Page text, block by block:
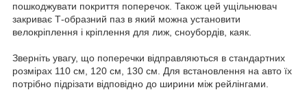
пошкоджувати покриття поперечок. Також цей ущільнювач
закриває Т-образний паз в який можна установити
велокріплення і кріплення для лиж, сноубордів, каяк.
Зверніть увагу, що поперечки відправляються в стандартних
розмірах 110 см, 120 см, 130 см. Для встановлення на авто їх
потрібно підрізати відповідно до ширини між рейлінгами.